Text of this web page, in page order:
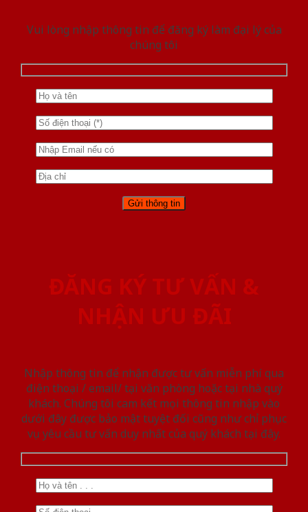
Vui lòng nhập thông tin để đăng ký làm đại lý của
chúng tôi
ĐĂNG KÝ TƯ VẤN &
NHẬN ƯU ĐÃI
Nhập thông tin để nhận được tư vấn miễn phí qua
điện thoại / email/ tại văn phòng hoặc tại nhà quý
khách. Chúng tôi cam kết mọi thông tin nhập vào
dưới đây được bảo mật tuyệt đối cũng như chỉ phục
vụ yêu cầu tư vấn duy nhất của quý khách tại đây.